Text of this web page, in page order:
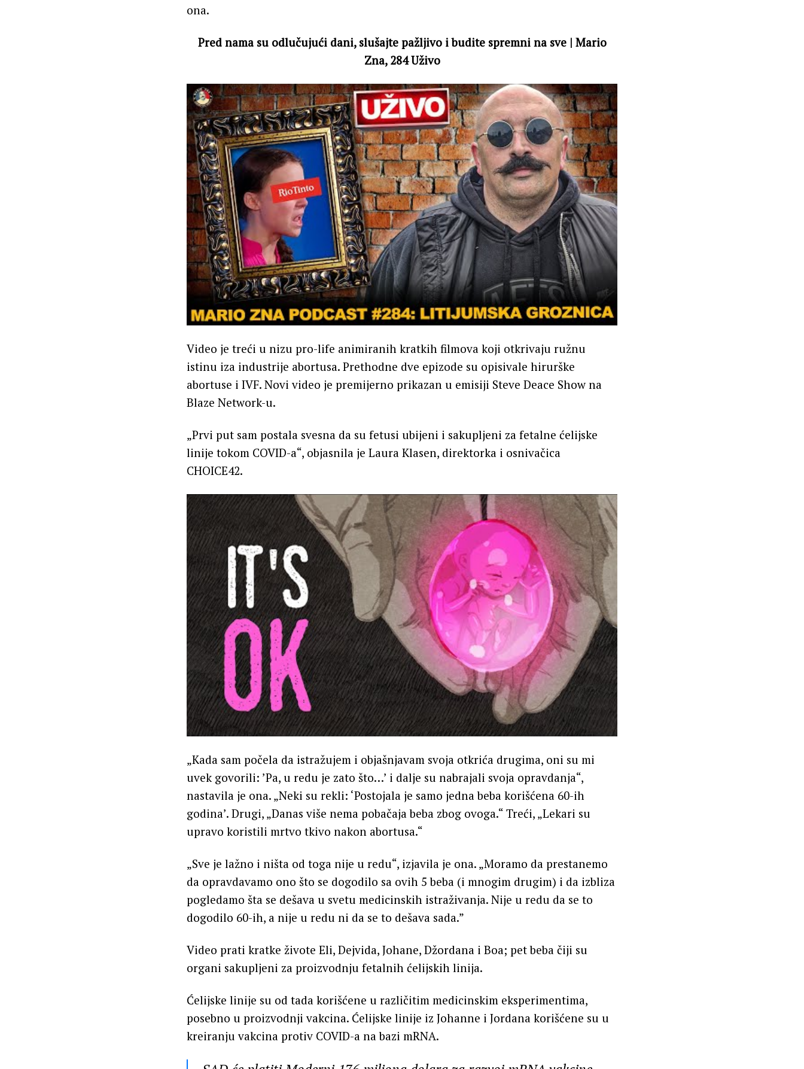
ona.
Pred nama su odlučujući dani, slušajte pažljivo i budite spremni na sve | Mario
Zna, 284 Uživo
Video je treći u nizu pro-life animiranih kratkih filmova koji otkrivaju ružnu
istinu iza industrije abortusa. Prethodne dve epizode ​​su opisivale hirurške
abortuse i IVF. Novi video je premijerno prikazan u emisiji Steve Deace Show na
Blaze Network-u.
„Prvi put sam postala svesna da su fetusi ubijeni i sakupljeni za fetalne ćelijske
linije tokom COVID-a“, objasnila je Laura Klasen, direktorka i osnivačica
CHOICE42.
„Kada sam počela da istražujem i objašnjavam svoja otkrića drugima, oni su mi
uvek govorili: ’Pa, u redu je zato što…’ i dalje su nabrajali svoja opravdanja“,
nastavila je ona. „Neki su rekli: ‘Postojala je samo jedna beba korišćena 60-ih
godina’. Drugi, „Danas više nema pobačaja beba zbog ovoga.“ Treći, „Lekari su
upravo koristili mrtvo tkivo nakon abortusa.“
„Sve je lažno i ništa od toga nije u redu“, izjavila je ona. „Moramo da prestanemo
da opravdavamo ono što se dogodilo sa ovih 5 beba (i mnogim drugim) i da izbliza
pogledamo šta se dešava u svetu medicinskih istraživanja. Nije u redu da se to
dogodilo 60-ih, a nije u redu ni da se to dešava sada.”
Video prati kratke živote Eli, Dejvida, Johane, Džordana i Boa; pet beba čiji su
organi sakupljeni za proizvodnju fetalnih ćelijskih linija.
Ćelijske linije su od tada korišćene u različitim medicinskim eksperimentima,
posebno u proizvodnji vakcina. Ćelijske linije iz Johanne i Jordana korišćene su u
kreiranju vakcina protiv COVID-a na bazi mRNA.